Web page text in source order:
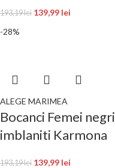
193,19lei 139,99 lei
-28%
ALEGE MARIMEA
Bocanci Femei negri
imblaniti Karmona
193,19lei 139,99 lei